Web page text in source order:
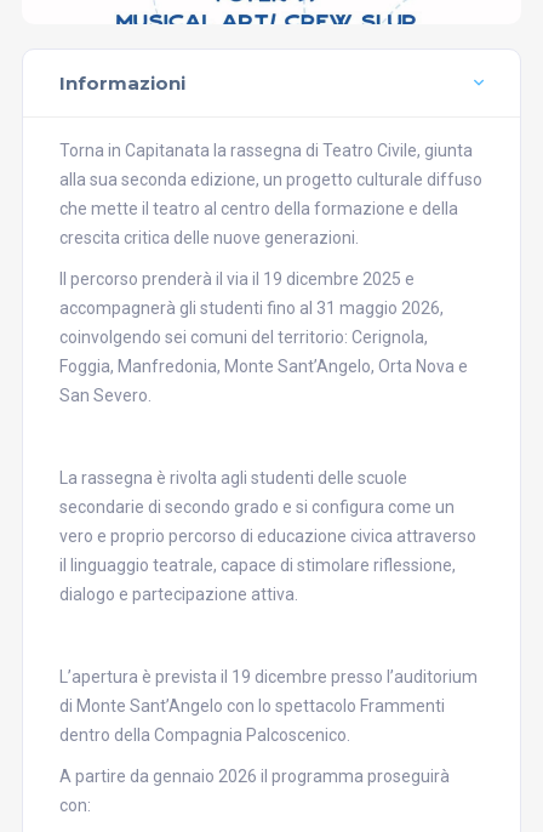
Informazioni
Torna in Capitanata la rassegna di Teatro Civile, giunta
alla sua seconda edizione, un progetto culturale diffuso
che mette il teatro al centro della formazione e della
crescita critica delle nuove generazioni.
Il percorso prenderà il via il 19 dicembre 2025 e
accompagnerà gli studenti fino al 31 maggio 2026,
coinvolgendo sei comuni del territorio: Cerignola,
Foggia, Manfredonia, Monte Sant’Angelo, Orta Nova e
San Severo.
La rassegna è rivolta agli studenti delle scuole
secondarie di secondo grado e si configura come un
vero e proprio percorso di educazione civica attraverso
il linguaggio teatrale, capace di stimolare riflessione,
dialogo e partecipazione attiva.
L’apertura è prevista il 19 dicembre presso l’auditorium
di Monte Sant’Angelo con lo spettacolo Frammenti
dentro della Compagnia Palcoscenico.
A partire da gennaio 2026 il programma proseguirà
con: